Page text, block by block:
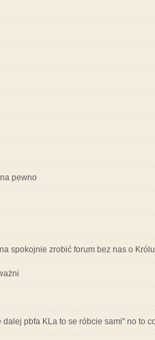
pewno
spokojnie zrobić forum bez nas o
dalej pbfa KLa to se róbcie sami" no to